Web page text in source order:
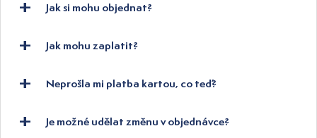
Jak si mohu objednat?
Jak mohu zaplatit?
Neprošla mi platba kartou, co teď?
Je možné udělat změnu v objednávce?